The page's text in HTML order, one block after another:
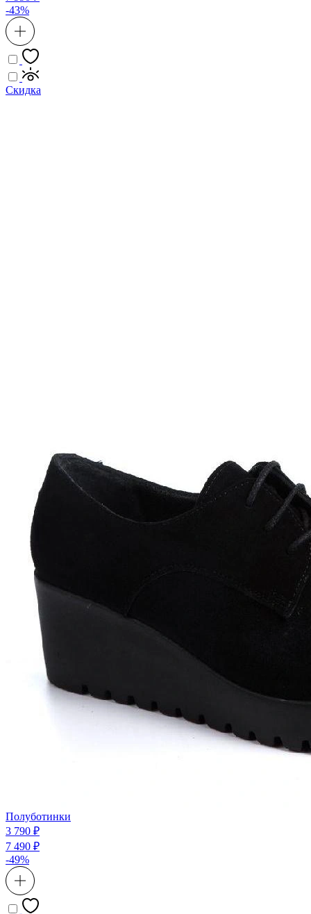
-43%
Скидка
Полуботинки
3 790 ₽
7 490 ₽
-49%